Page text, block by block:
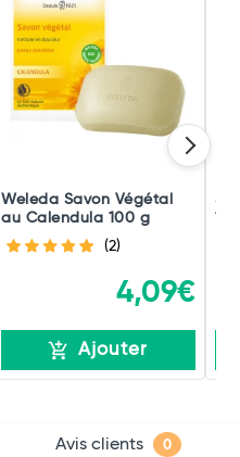
Weleda Savon Végétal
au Calendula 100 g
(2)
4,09€
Ajouter
Avis clients 0